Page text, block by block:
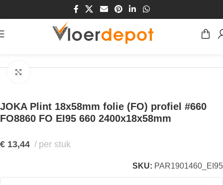
JOKA Plint 18x58mm folie (FO) profiel #660
FO8860 FO EI95 660 2400x18x58mm
€ 13,44 per stuk
SKU: PAR1901460_EI95